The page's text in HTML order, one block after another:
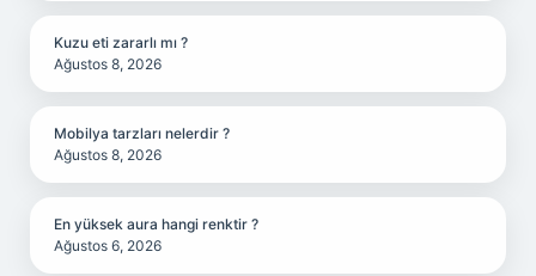
Kuzu eti zararlı mı ?
Ağustos 8, 2026
Mobilya tarzları nelerdir ?
Ağustos 8, 2026
En yüksek aura hangi renktir ?
Ağustos 6, 2026